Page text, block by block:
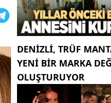
DENIZLI, TRÜF
YENI BIR MARKA
OLUŞTURUYOR